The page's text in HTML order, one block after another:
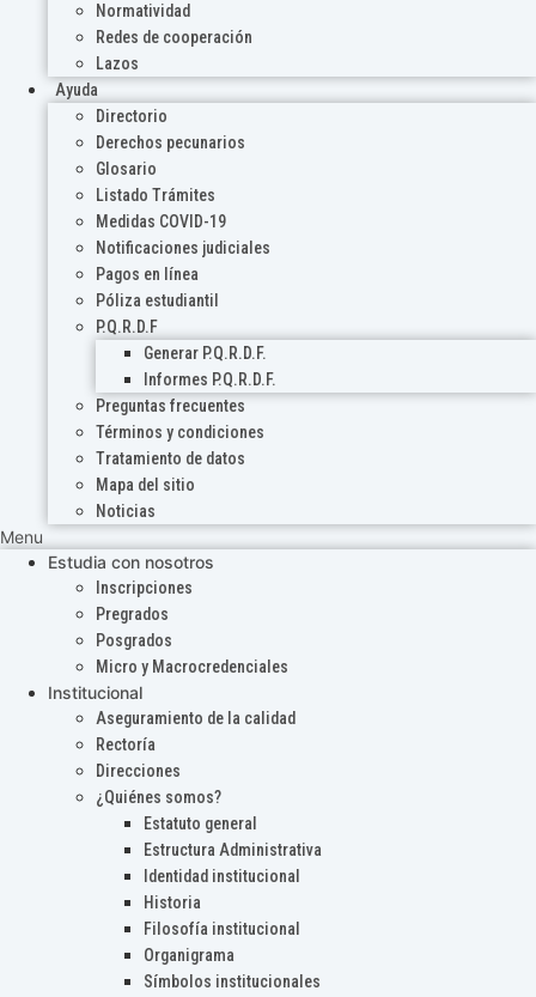
Normatividad
Redes de cooperación
Lazos
Ayuda
Directorio
Derechos pecunarios
Glosario
Listado Trámites
Medidas COVID-19
Notificaciones judiciales
Pagos en línea
Póliza estudiantil
P.Q.R.D.F
Generar P.Q.R.D.F.
Informes P.Q.R.D.F.
Preguntas frecuentes
Términos y condiciones
Tratamiento de datos
Mapa del sitio
Noticias
Menu
Estudia con nosotros
Inscripciones
Pregrados
Posgrados
Micro y Macrocredenciales
Institucional
Aseguramiento de la calidad
Rectoría
Direcciones
¿Quiénes somos?
Estatuto general
Estructura Administrativa
Identidad institucional
Historia
Filosofía institucional
Organigrama
Símbolos institucionales